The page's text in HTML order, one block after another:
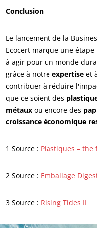
Agriculture biologique
Commerce équitable
Conclusion
Le lancement de la
Ecocert marque une
à agir pour un monde
grâce à notre expertise et
contribuer à réduire
que ce soient des
métaux ou encore des
croissance économique
1 Source : Plastiques – the
2 Source : Emballage
3 Source : Rising Tides II